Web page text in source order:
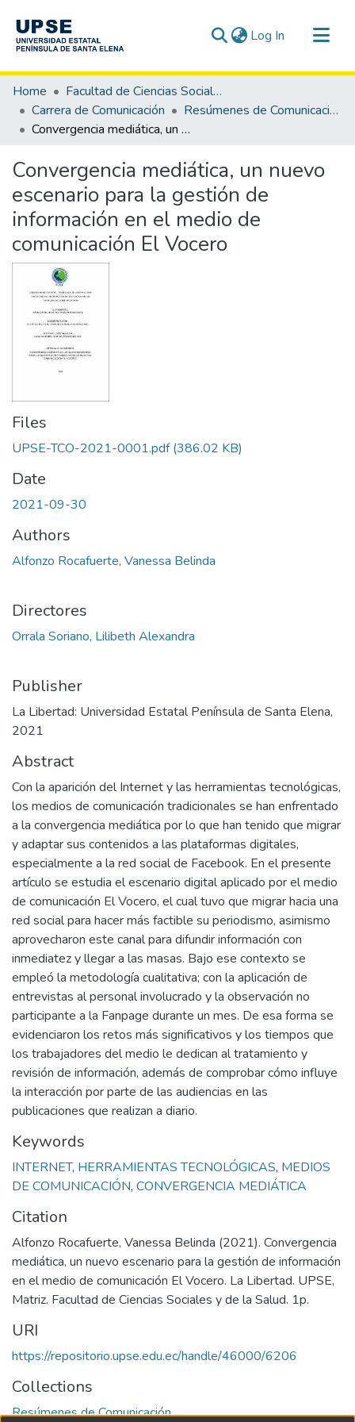
Log In (current)
Communities & Collections
All of DSpace
Statistics
Home
Facultad de Ciencias Sociales y de la Salud
Carrera de Comunicación
Resúmenes de Comunicación
Convergencia mediática, un nuevo escenario para la gestión de información en el medio de comunicación El Vocero
Convergencia mediática, un nuevo
escenario para la gestión de
información en el medio de
comunicación El Vocero
Files
UPSE-TCO-2021-0001.pdf(386.02 KB)
Date
2021-09-30
Authors
Alfonzo Rocafuerte, Vanessa Belinda
Directores
Orrala Soriano, Lilibeth Alexandra
Publisher
La Libertad: Universidad Estatal Península de Santa Elena,
2021
Abstract
Con la aparición del Internet y las herramientas tecnológicas,
los medios de comunicación tradicionales se han enfrentado
a la convergencia mediática por lo que han tenido que migrar
y adaptar sus contenidos a las plataformas digitales,
especialmente a la red social de Facebook. En el presente
artículo se estudia el escenario digital aplicado por el medio
de comunicación El Vocero, el cual tuvo que migrar hacia una
red social para hacer más factible su periodismo, asimismo
aprovecharon este canal para difundir información con
inmediatez y llegar a las masas. Bajo ese contexto se
empleó la metodología cualitativa; con la aplicación de
entrevistas al personal involucrado y la observación no
participante a la Fanpage durante un mes. De esa forma se
evidenciaron los retos más significativos y los tiempos que
los trabajadores del medio le dedican al tratamiento y
revisión de información, además de comprobar cómo influye
la interacción por parte de las audiencias en las
publicaciones que realizan a diario.
Keywords
INTERNET, HERRAMIENTAS TECNOLÓGICAS, MEDIOS
DE COMUNICACIÓN, CONVERGENCIA MEDIÁTICA
Citation
Alfonzo Rocafuerte, Vanessa Belinda (2021). Convergencia
mediática, un nuevo escenario para la gestión de información
en el medio de comunicación El Vocero. La Libertad. UPSE,
Matriz. Facultad de Ciencias Sociales y de la Salud. 1p.
URI
https://repositorio.upse.edu.ec/handle/46000/6206
Collections
Resúmenes de Comunicación